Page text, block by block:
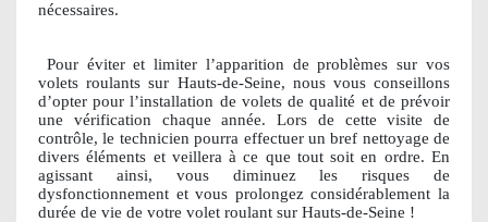
nécessaires.
Pour éviter et limiter l’apparition de problèmes sur vos
volets roulants sur Hauts-de-Seine, nous vous conseillons
d’opter pour l’installation de volets de qualité et de prévoir
une vérification chaque année. Lors de cette visite de
contrôle, le technicien pourra effectuer un bref nettoyage de
divers éléments et veillera à ce que tout soit en ordre. En
agissant ainsi, vous diminuez les risques de
dysfonctionnement et vous prolongez considérablement la
durée de vie de votre volet roulant sur Hauts-de-Seine !